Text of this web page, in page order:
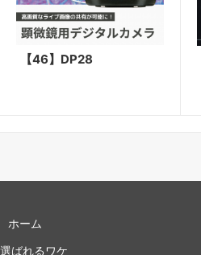
【46】DP28
ホーム
選ばれるワケ